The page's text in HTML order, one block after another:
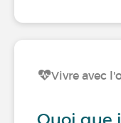
Vivre avec